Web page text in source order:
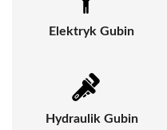
Elektryk Gubin
Hydraulik Gubin